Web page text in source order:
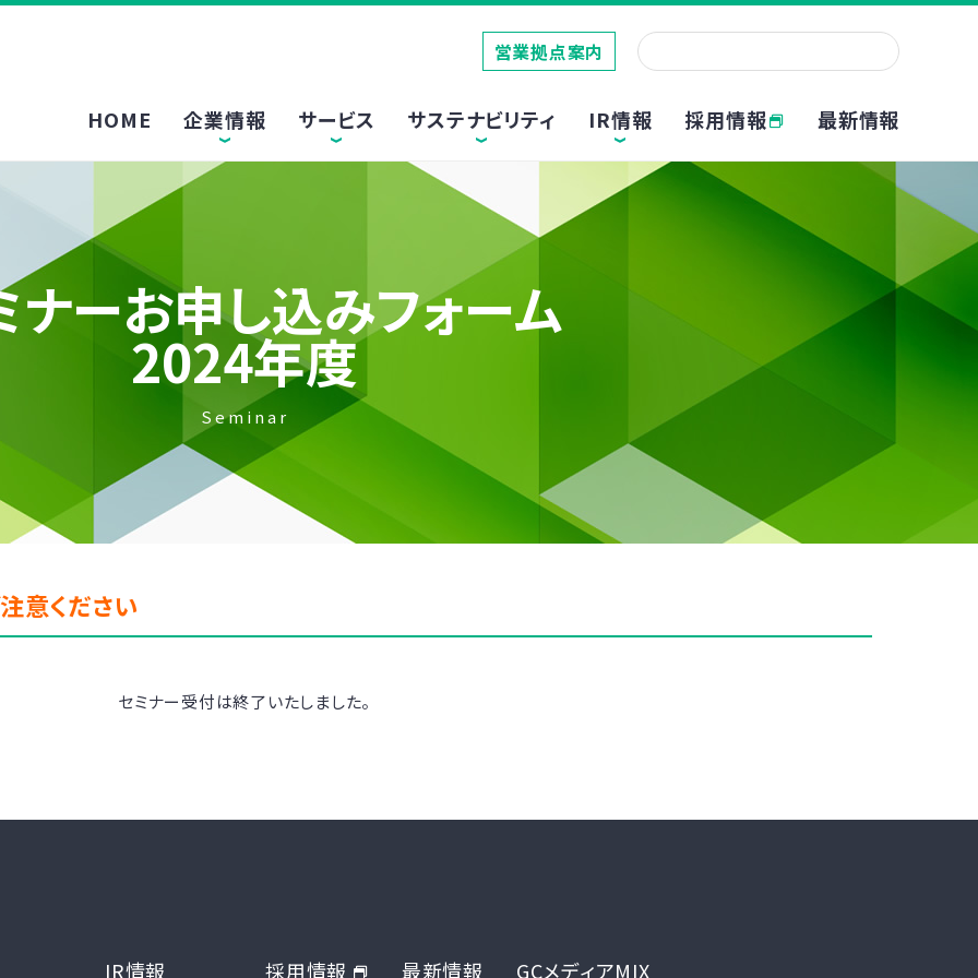
HOME 企業情報 サービス サステナビリティ IR情報 採用情報 最新情報
営業拠点案内
ナーお申し込みフォーム
2024年度
Seminar
意ください
セミナー受付は終了いたしました。
IR情報 採用情報 最新情報 GCメディアMIX